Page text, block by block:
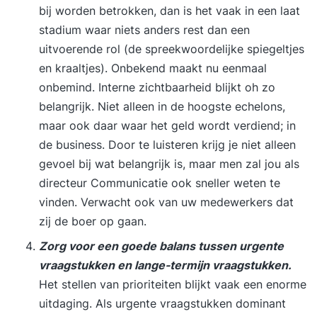
bij worden betrokken, dan is het vaak in een laat
stadium waar niets anders rest dan een
uitvoerende rol (de spreekwoordelijke spiegeltjes
en kraaltjes). Onbekend maakt nu eenmaal
onbemind. Interne zichtbaarheid blijkt oh zo
belangrijk. Niet alleen in de hoogste echelons,
maar ook daar waar het geld wordt verdiend; in
de business. Door te luisteren krijg je niet alleen
gevoel bij wat belangrijk is, maar men zal jou als
directeur Communicatie ook sneller weten te
vinden. Verwacht ook van uw medewerkers dat
zij de boer op gaan.
Zorg voor een goede balans tussen urgente
vraagstukken en lange-termijn vraagstukken.
Het stellen van prioriteiten blijkt vaak een enorme
uitdaging. Als urgente vraagstukken dominant